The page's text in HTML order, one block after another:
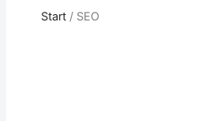
Start SEO